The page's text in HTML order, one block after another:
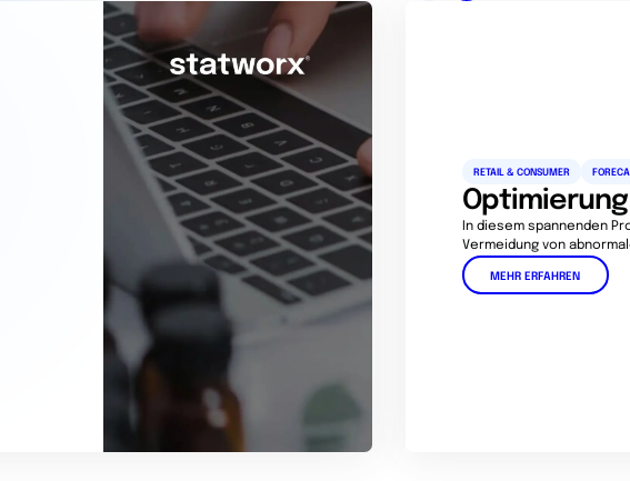
RETAIL & CONSUMER
In diesem spannenden
Vermeidung von
MEHR ERFAHREN